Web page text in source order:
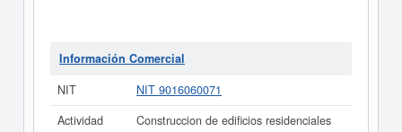
Información Comercial
NIT
NIT 9016060071
Actividad
Construccion de edificios residenciales